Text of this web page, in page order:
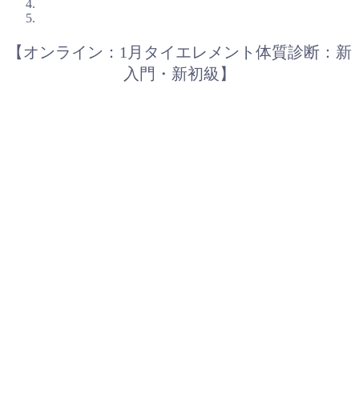
【オンライン：1月タイエレメント体質診断：新
入門・新初級】